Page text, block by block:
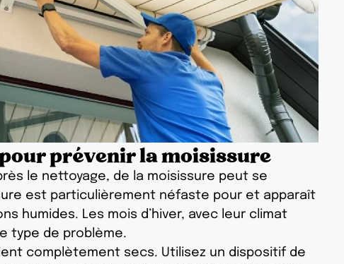
prévenir la moisissure
le nettoyage, de la moisissure peut se
est particulièrement néfaste pour et apparaît
humides. Les mois d’hiver, avec leur climat
type de problème.
complètement secs. Utilisez un dispositif de